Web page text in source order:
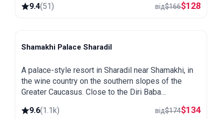
9.4(51) від$166$128
Shamakhi
Shamakhi Palace Sharadil
A palace-style resort in Sharadil near Shamakhi, in
the wine country on the southern slopes of the
Greater Caucasus. Close to the Diri Baba
Pirqulu forests.
9.6(1.1k) від$174$134